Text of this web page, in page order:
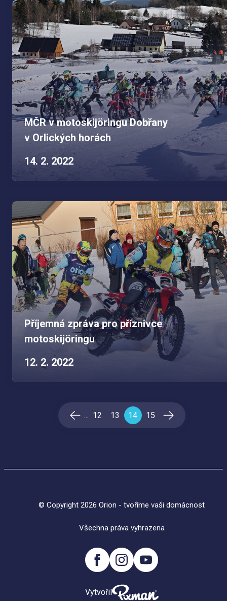
MČR v motoskijöringu Dobřany
v Orlických horách
14. 2. 2022
Příjemná zpráva pro příznivce
motoskijöringu
12. 2. 2022
... 12 13 14 15
© Copyright 2026 Orion - tvoříme vaši domácnost
Všechna práva vyhrazena
Vytvořil